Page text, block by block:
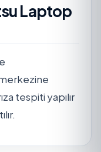
Laptop
tespiti yapılır